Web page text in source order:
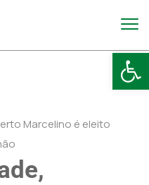
Marcelino é eleito